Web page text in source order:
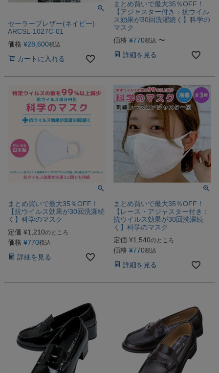
セーラーブレザー(ネイビー)
ARCSL-1027C-01
価格 ¥28,600税込
カートに入れる
まとめ買いで最大35％OFF！
【アジャスター付き：抗ウイル
ス効果が30回洗濯続く】科学の
マスク
価格 ¥770税込 〜
詳細を見る
まとめ買いで最大35％OFF！
【抗ウイルス効果が30回洗濯続
く】科学のマスク
定価 ¥1,210のところ
価格 ¥770税込
詳細を見る
まとめ買いで最大35％OFF！
【レース・アジャスター付き：
抗ウイルス効果が30回洗濯続
く】科学のマスク
定価 ¥1,540のところ
価格 ¥770税込
詳細を見る